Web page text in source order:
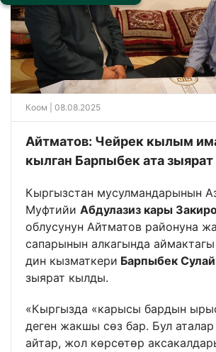
Коом | 08.08.2025
Айтматов: Чейрек кылым
кылган Барпыбек ата
Кыргызстан мусулмандарынын
Муфтийи Абдулазиз кары
облусунун Айтматов районуна
сапарынын алкагында
дин кызматкери Барпыбек
зыярат кылды.
«Кыргызда «карысы бардын
деген жакшы сөз бар. Бул
айтар, жол көрсөтөр